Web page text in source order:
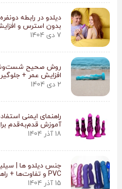
دیلدو در رابطه
بدون استرس و
7 دی 1404
روش صحیح شست‌وشو
افزایش عمر +
2 دی 1404
راهنمای ایمنی
آموزش قدم‌به‌قدم
18 آذر 1404
PVC و تفاوت‌ها + راهنمای انتخاب
15 آذر 1404